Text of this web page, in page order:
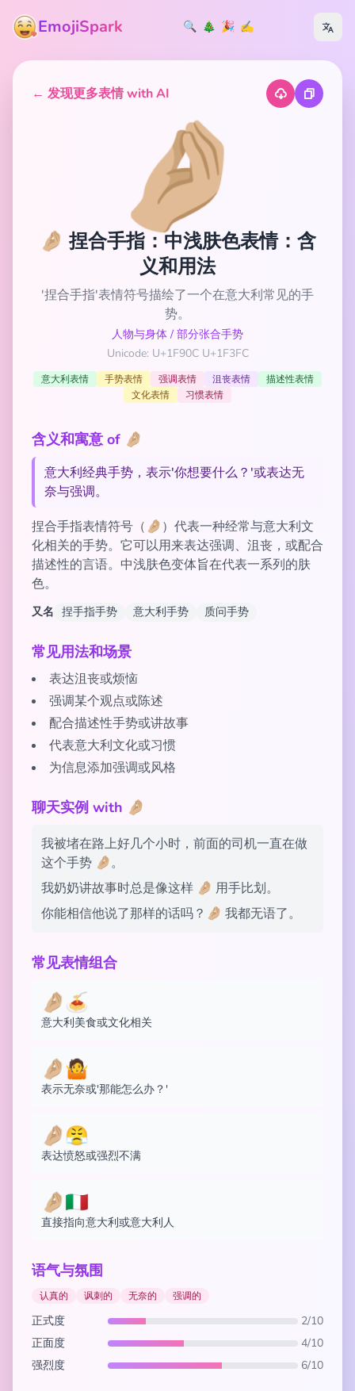
EmojiSpark 🔍 🎄 🎉 ✍️
← 发现更多表情 with AI
🤌🏼
🤌🏼 捏合手指：中浅肤色表情：含
义和用法
'捏合手指'表情符号描绘了一个在意大利常见的手
势。
人物与身体 / 部分张合手势
Unicode: U+1F90C U+1F3FC
意大利表情 手势表情 强调表情 沮丧表情
描述性表情
文化表情
习惯表情
含义和寓意 of 🤌🏼
意大利经典手势，表示'你想要什么？'或表达无
奈与强调。
捏合手指表情符号（🤌🏼）代表一种经常与意大利文
化相关的手势。它可以用来表达强调、沮丧，或配合
描述性的言语。中浅肤色变体旨在代表一系列的肤
色。
又名 捏手指手势 意大利手势 质问手势
常见用法和场景
表达沮丧或烦恼
强调某个观点或陈述
配合描述性手势或讲故事
代表意大利文化或习惯
为信息添加强调或风格
聊天实例 with 🤌🏼
我被堵在路上好几个小时，前面的司机一直在做
这个手势 🤌🏼。
我奶奶讲故事时总是像这样 🤌🏼 用手比划。
你能相信他说了那样的话吗？🤌🏼 我都无语了。
常见表情组合
🤌🏼🍝
意大利美食或文化相关
🤌🏼🤷
表示无奈或'那能怎么办？'
🤌🏼😤
表达愤怒或强烈不满
🤌🏼🇮🇹
直接指向意大利或意大利人
语气与氛围
认真的 讽刺的 无奈的 强调的
正式度
2/10
正面度
4/10
强烈度
6/10